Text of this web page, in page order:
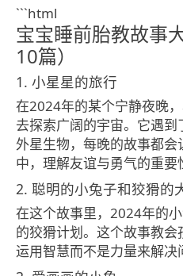
```html
宝宝睡前胎教故事
10篇）
1. 小星星的旅行
在2024年的某个宁静夜晚
去探索广阔的宇宙。它遇
外星生物，每晚的故事都
中，理解友谊与勇气的重要
2. 聪明的小兔子和狡猾的
在这个故事里，2024年的
的狡猾计划。这个故事教会
运用智慧而不是力量来解决